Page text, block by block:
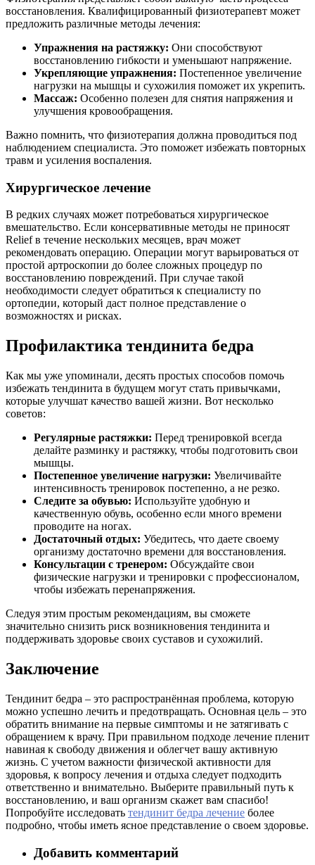
восстановления. Квалифицированный физиотерапевт может
предложить различные методы лечения:
Упражнения на растяжку: Они способствуют
восстановлению гибкости и уменьшают напряжение.
Укрепляющие упражнения: Постепенное увеличение
нагрузки на мышцы и сухожилия поможет их укрепить.
Массаж: Особенно полезен для снятия напряжения и
улучшения кровообращения.
Важно помнить, что физиотерапия должна проводиться под
наблюдением специалиста. Это поможет избежать повторных
травм и усиления воспаления.
Хирургическое лечение
В редких случаях может потребоваться хирургическое
вмешательство. Если консервативные методы не приносят
Relief в течение нескольких месяцев, врач может
рекомендовать операцию. Операции могут варьироваться от
простой артроскопии до более сложных процедур по
восстановлению повреждений. При случае такой
необходимости следует обратиться к специалисту по
ортопедии, который даст полное представление о
возможностях и рисках.
Профилактика тендинита бедра
Как мы уже упоминали, десять простых способов помочь
избежать тендинита в будущем могут стать привычками,
которые улучшат качество вашей жизни. Вот несколько
советов:
Регулярные растяжки: Перед тренировкой всегда
делайте разминку и растяжку, чтобы подготовить свои
мышцы.
Постепенное увеличение нагрузки: Увеличивайте
интенсивность тренировок постепенно, а не резко.
Следите за обувью: Используйте удобную и
качественную обувь, особенно если много времени
проводите на ногах.
Достаточный отдых: Убедитесь, что даете своему
организму достаточно времени для восстановления.
Консультации с тренером: Обсуждайте свои
физические нагрузки и тренировки с профессионалом,
чтобы избежать перенапряжения.
Следуя этим простым рекомендациям, вы сможете
значительно снизить риск возникновения тендинита и
поддерживать здоровье своих суставов и сухожилий.
Заключение
Тендинит бедра – это распространённая проблема, которую
можно успешно лечить и предотвращать. Основная цель – это
обратить внимание на первые симптомы и не затягивать с
обращением к врачу. При правильном подходе лечение пленит
навиная к свободу движения и облегчет вашу активную
жизнь. С учетом важности физической активности для
здоровья, к вопросу лечения и отдыха следует подходить
ответственно и внимательно. Выберите правильный путь к
восстановлению, и ваш организм скажет вам спасибо!
Попробуйте исследовать тендинит бедра лечение более
подробно, чтобы иметь ясное представление о своем здоровье.
Навигация
Добавить комментарий